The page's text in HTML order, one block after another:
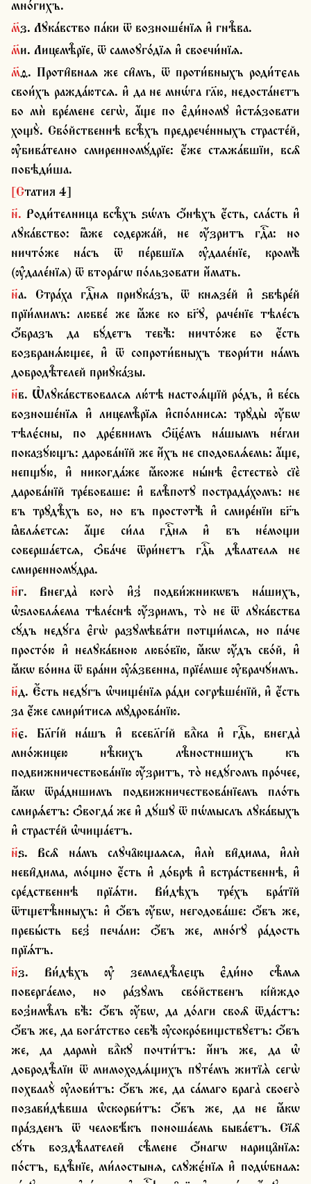
мно́гихъ.
м҃з. Лꙋка́вство па́ки ѿ возноше́нїѧ и҆ гнѣ̑ва.
м҃и. Лицемѣ̑рїе, ѿ самоꙋго́дїѧ и҆ своечи́нїѧ.
м҃ѳ. Проти̑внаѧ же си̑мъ, ѿ проти́вныхъ роди́тєль
свои́хъ ражда́ютсѧ. и҆ да не мнѡ́га гл҃ю, недоста́нетъ
бо мѝ вре́мене сегѡ̀, а҆́ще по є҆ди́номꙋ и҆стѧ́зовати
хощꙋ̀. Сво́йственнѣ всѣ̑хъ предрече́нныхъ страсте́й,
ѹ҆бива́телно смиренномꙋ́дрїе: є҆́же стѧжа́вшїи, всѧ̑
побѣди́ша.
[Статия 4]
н҃. Роди́телница всѣ̑хъ ѕѡ́лъ ѻ҆́нѣхъ є҆́сть, сла́сть и҆
лꙋка́вство: ꙗ҆̀же содержа́й, не ѹ҆́зритъ гдⷭ҇а: но
ничто́же на́съ ѿ пе́рвшїѧ ѹ҆дале́нїе, кромѣ̀
(ѹ҆дале́нїѧ) ѿ втора́гѡ по́льзовати и҆́мать.
н҃а. Стра́ха гдⷭ҇нѧ приꙋка́зъ, ѿ кнѧзе́й и҆ ѕвѣре́й
прїи́мимъ: любве́ же ꙗ҆́же ко бг҃ꙋ, раче́нїе тѣле́съ
ѻ҆́бразъ да бꙋ́детъ тебѣ̀: ничто́же бо є҆́сть
возбранѧ́ющее, и҆ ѿ сопроти́вныхъ твори́ти на́мъ
добродѣ̑телей приꙋка́зы.
н҃в. Ѡ҆лꙋка́вствовалсѧ лю́тѣ настоѧ́щїй ро́дъ, и҆ ве́сь
возноше́нїѧ и҆ лицемѣ̑рїѧ и҆спо́лнисѧ: трꙋды̀ ѹ҆́бѡ
тѣлє́сны, по дрє́внимъ ѻ҆ц҃є́мъ на́шымъ не́гли
показꙋ́ющъ: дарова́нїй же и҆́хъ не сподоблѧ́емь: а҆́ще,
непщꙋ́ю, и҆ никогда́же ꙗ҆́коже ны́нѣ є҆стество̀ сїѐ
дарова́нїй тре́боваше: и҆ влѣ̑потꙋ пострада́хомъ: не
въ трꙋдѣ̑хъ бо, но въ простотѣ̀ и҆ смире́нїи бг҃ъ
ꙗ҆влѧ́етсѧ: а҆́ще си́ла гдⷭ҇нѧ и҆ въ не́мощи
соверша́етсѧ, ѻ҆ба́че ѿри́нетъ гдⷭ҇ь дѣ̑лателѧ не
смиренномꙋ́дра.
н҃г. Внегда̀ кого̀ и҆з̾ подви́жникѡвъ на́шихъ,
ѡ҆ѕлоблѧ́ема тѣле́снѣ ѹ҆́зримъ, то̀ не ѿ лꙋка́вства
сꙋ́дъ недꙋ́га є҆гѡ̀ разꙋмѣва́ти потщи́мсѧ, но па́че
просто́ю и҆ нелꙋка́вною любо́вїю, ꙗ҆́кѡ ѹ҆́дъ сво́й, и҆
ꙗ҆́кѡ во́ина ѿ бра́ни ѹ҆ѧ́звенна, прїе́мше ѹ҆врачꙋ́имъ.
н҃д. Є҆́сть недꙋ́гъ ѡ҆чище́нїѧ ра́ди согрѣше́нїй, и҆ є҆́сть
за є҆́же смири́тисѧ мꙋдрова́нїю.
н҃є. Бл҃гі́й на́шъ и҆ всебл҃гі́й влⷣка и҆ гдⷭ҇ь, внегда̀
мно́жицею нѣ̑кихъ лѣ̑ностншихъ къ
подвижничествова́нїю ѹ҆́зритъ, то̀ недꙋ́гомъ про́чее,
ꙗ҆́кѡ ѿра́дншимъ подвижничествова́нїемъ пло́ть
смирѧ́етъ: ѻ҆вогда́ же и҆ дꙋ́шꙋ ѿ пѡ́мыслъ лꙋка́выхъ
и҆ страсте́й ѡ҆чища́етъ.
н҃ѕ. Всѧ̑ на́мъ слꙋча̑ющаѧсѧ, и҆лѝ ви̑дима, и҆лѝ
неви̑дима, мо́щно є҆́сть и҆ до́брѣ и҆ встра́ственнѣ, и҆
сре́дственнѣ прїѧ́ти. Ви́дѣхъ тре́хъ бра́тїй
ѿтщетѣ̑нныхъ: и҆ ѻ҆́въ ѹ҆́бѡ, негодова́ше: ѻ҆́въ же,
пребы́сть без̾ печа́ли: ѻ҆́въ же, мно́гꙋ ра́дость
прїѧ́тъ.
н҃з. Ви́дѣхъ ѹ҆ земледѣ̑лєцъ є҆ди́но сѣ̑мѧ
поверга́емо, но ра́зꙋмъ сво́йственъ кі́йждо
воз̾имѣ̑лъ бѣ̀: ѻ҆́въ ѹ҆́бѡ, да до́лги своѧ̑ ѿда́стъ:
ѻ҆́въ же, да бога́тство себѣ̀ ѹ҆сокро́вищствꙋетъ: ѻ҆́въ
же, да дармѝ влⷣкꙋ почти́тъ: и҆́нъ же, да ѡ҆
добродѣ̑лїи ѿ мимоходѧ́щихъ пꙋте́мъ житїѧ̀ сегѡ̀
похвалꙋ̀ ѹ҆лови́тъ: ѻ҆́въ же, да са́маго врага̀ своего̀
позави́дѣвша ѡ҆скорби́тъ: ѻ҆́въ же, да не ꙗ҆́кѡ
пра́зденъ ѿ человѣ́къ поноша́емь быва́етъ. Сїѧ̑
сꙋ́ть воздѣ̑лателей сѣ̑мене ѻ҆́нагѡ нарица̑нїѧ:
по́стъ, бдѣ̑нїе, ми́лостынѧ, слꙋжє́нїѧ и҆ подѡ́бнаѧ: